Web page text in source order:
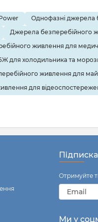
батареї.
уникнути
Однофазні джерела
Джерела безперебійного
живлення для
для холодильника та
живлення для
для
Підписка
Отримуйте
Ми у